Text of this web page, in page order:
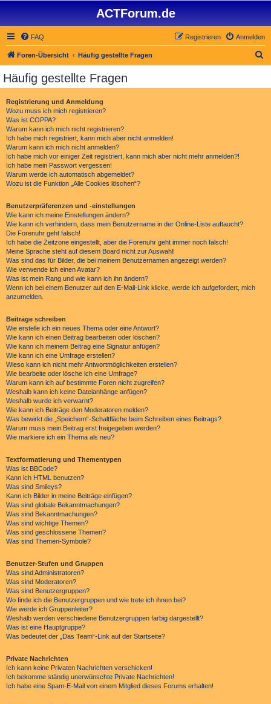
ACTForum.de
FAQ Anmelden
Registrieren
Foren-Übersicht Häufig gestellte Fragen
Häufig gestellte Fragen
Registrierung und Anmeldung
Wozu muss ich mich registrieren?
Was ist COPPA?
Warum kann ich mich nicht registrieren?
Ich habe mich registriert, kann mich aber nicht anmelden!
Warum kann ich mich nicht anmelden?
Ich habe mich vor einiger Zeit registriert, kann mich aber nicht mehr anmelden?!
Ich habe mein Passwort vergessen!
Warum werde ich automatisch abgemeldet?
Wozu ist die Funktion „Alle Cookies löschen“?
Benutzerpräferenzen und -einstellungen
Wie kann ich meine Einstellungen ändern?
Wie kann ich verhindern, dass mein Benutzername in der Online-Liste auftaucht?
Die Forenuhr geht falsch!
Ich habe die Zeitzone eingestellt, aber die Forenuhr geht immer noch falsch!
Meine Sprache steht auf diesem Board nicht zur Auswahl!
Was sind das für Bilder, die bei meinem Benutzernamen angezeigt werden?
Wie verwende ich einen Avatar?
Was ist mein Rang und wie kann ich ihn ändern?
Wenn ich bei einem Benutzer auf den E-Mail-Link klicke, werde ich aufgefordert, mich
anzumelden.
Beiträge schreiben
Wie erstelle ich ein neues Thema oder eine Antwort?
Wie kann ich einen Beitrag bearbeiten oder löschen?
Wie kann ich meinem Beitrag eine Signatur anfügen?
Wie kann ich eine Umfrage erstellen?
Wieso kann ich nicht mehr Antwortmöglichkeiten erstellen?
Wie bearbeite oder lösche ich eine Umfrage?
Warum kann ich auf bestimmte Foren nicht zugreifen?
Weshalb kann ich keine Dateianhänge anfügen?
Weshalb wurde ich verwarnt?
Wie kann ich Beiträge den Moderatoren melden?
Was bewirkt die „Speichern“-Schaltfläche beim Schreiben eines Beitrags?
Warum muss mein Beitrag erst freigegeben werden?
Wie markiere ich ein Thema als neu?
Textformatierung und Thementypen
Was ist BBCode?
Kann ich HTML benutzen?
Was sind Smileys?
Kann ich Bilder in meine Beiträge einfügen?
Was sind globale Bekanntmachungen?
Was sind Bekanntmachungen?
Was sind wichtige Themen?
Was sind geschlossene Themen?
Was sind Themen-Symbole?
Benutzer-Stufen und Gruppen
Was sind Administratoren?
Was sind Moderatoren?
Was sind Benutzergruppen?
Wo finde ich die Benutzergruppen und wie trete ich ihnen bei?
Wie werde ich Gruppenleiter?
Weshalb werden verschiedene Benutzergruppen farbig dargestellt?
Was ist eine Hauptgruppe?
Was bedeutet der „Das Team“-Link auf der Startseite?
Private Nachrichten
Ich kann keine Privaten Nachrichten verschicken!
Ich bekomme ständig unerwünschte Private Nachrichten!
Ich habe eine Spam-E-Mail von einem Mitglied dieses Forums erhalten!